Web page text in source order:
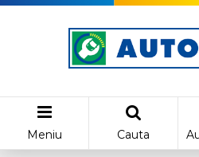
Meniu Cauta